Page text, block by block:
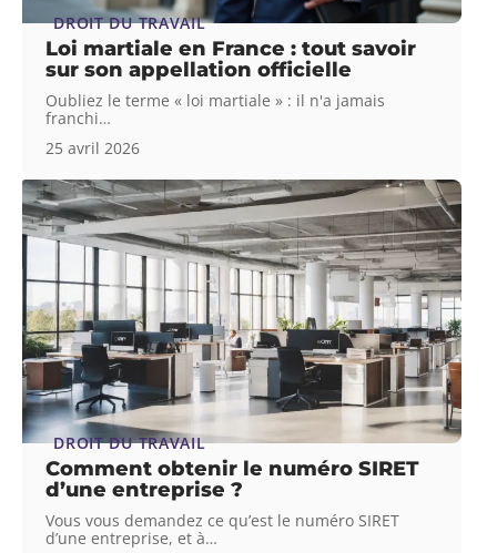
DROIT DU TRAVAIL
Loi martiale en France : tout savoir
sur son appellation officielle
Oubliez le terme « loi martiale » : il n'a jamais
franchi…
25 avril 2026
DROIT DU TRAVAIL
Comment obtenir le numéro SIRET
d’une entreprise ?
Vous vous demandez ce qu’est le numéro SIRET
d’une entreprise, et à…